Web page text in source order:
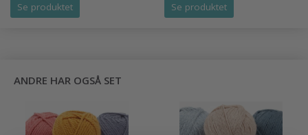
Se produktet Se produktet
ANDRE HAR OGSÅ SET